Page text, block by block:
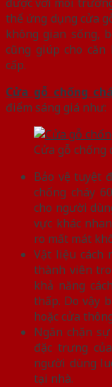
thể ứng dụng cửa
không gian sống,
cũng giúp cho
cấp.
Cửa gỗ chống
điểm sáng giá như:
Cửa gỗ chống
Bảo vệ tuyệt
chống cháy
cho người
vực khác
ro mất mát
Vật liệu cách
thành viên
khả năng
thấp. Do vậy
hoặc cửa
Ngăn chặn
đặc trưng
người dùng
tại nhà.